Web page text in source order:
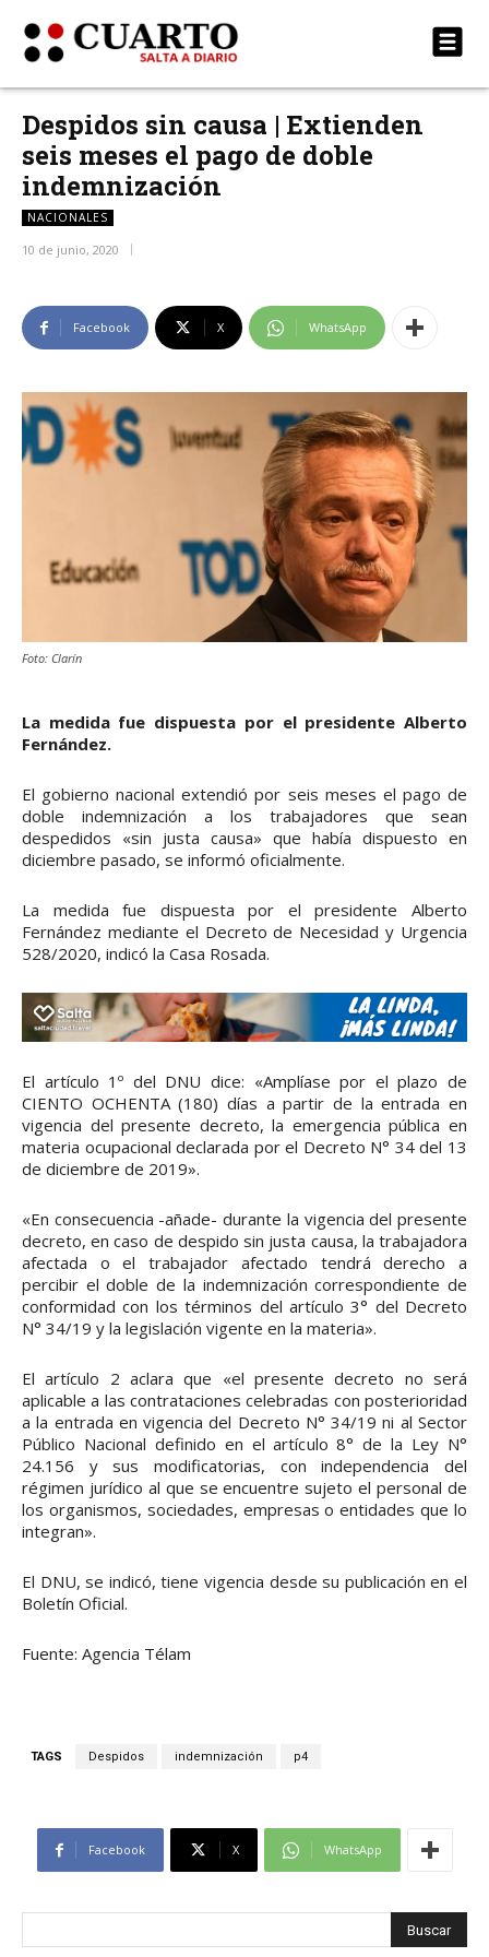
Despidos sin causa | Extienden
seis meses el pago de doble
indemnización
NACIONALES
10 de junio, 2020
Facebook X WhatsApp
Foto: Clarín
La medida fue dispuesta por el presidente Alberto
Fernández.
El gobierno nacional extendió por seis meses el pago de
doble indemnización a los trabajadores que sean
despedidos «sin justa causa» que había dispuesto en
diciembre pasado, se informó oficialmente.
La medida fue dispuesta por el presidente Alberto
Fernández mediante el Decreto de Necesidad y Urgencia
528/2020, indicó la Casa Rosada.
El artículo 1º del DNU dice: «Amplíase por el plazo de
CIENTO OCHENTA (180) días a partir de la entrada en
vigencia del presente decreto, la emergencia pública en
materia ocupacional declarada por el Decreto N° 34 del 13
de diciembre de 2019».
«En consecuencia -añade- durante la vigencia del presente
decreto, en caso de despido sin justa causa, la trabajadora
afectada o el trabajador afectado tendrá derecho a
percibir el doble de la indemnización correspondiente de
conformidad con los términos del artículo 3° del Decreto
N° 34/19 y la legislación vigente en la materia».
El artículo 2 aclara que «el presente decreto no será
aplicable a las contrataciones celebradas con posterioridad
a la entrada en vigencia del Decreto N° 34/19 ni al Sector
Público Nacional definido en el artículo 8° de la Ley N°
24.156 y sus modificatorias, con independencia del
régimen jurídico al que se encuentre sujeto el personal de
los organismos, sociedades, empresas o entidades que lo
integran».
El DNU, se indicó, tiene vigencia desde su publicación en el
Boletín Oficial.
Fuente: Agencia Télam
TAGS Despidos indemnización p4
Facebook X WhatsApp